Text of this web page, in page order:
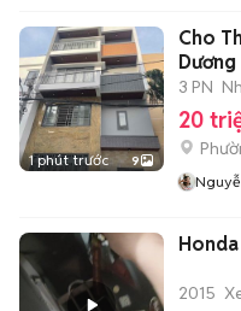
1 phút trước 9
Cho
20tr
3 PN
20
2015